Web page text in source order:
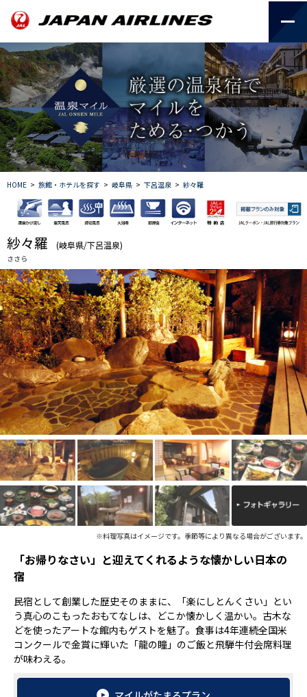
HOME > 旅館・ホテルを探す > 岐阜県 > 下呂温泉 > 紗々羅
紗々羅 (岐阜県/下呂温泉)
ささら
※料理写真はイメージです。季節等により異なる場合がございます。
「お帰りなさい」と迎えてくれるような懐かしい日本の
宿
民宿として創業した歴史そのままに、「楽にしとんくさい」とい
う真心のこもったおもてなしは、どこか懐かしく温かい。古木な
どを使ったアートな館内もゲストを魅了。食事は4年連続全国米
コンクールで金賞に輝いた「龍の瞳」のご飯と飛騨牛付会席料理
が味わえる。